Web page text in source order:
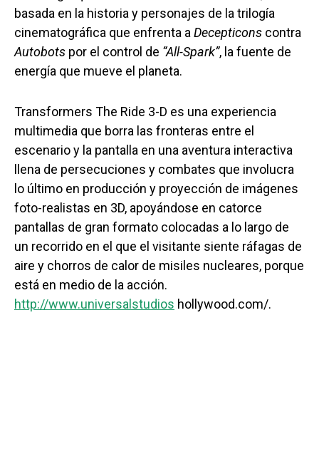
basada en la historia y personajes de la trilogía
cinematográfica que enfrenta aDecepticons contra
Autobots por el control de “All-Spark”, la fuente de
energía que mueve el planeta.
Transformers The Ride 3-D es una experiencia
multimedia que borra las fronteras entre el
escenario y la pantalla en una aventura interactiva
llena de persecuciones y combates que involucra
lo último en producción y proyección de imágenes
foto-realistas en 3D, apoyándose en catorce
pantallas de gran formato colocadas a lo largo de
un recorrido en el que el visitante siente ráfagas de
aire y chorros de calor de misiles nucleares, porque
está en medio de la acción.
http://www.universalstudios hollywood.com/.